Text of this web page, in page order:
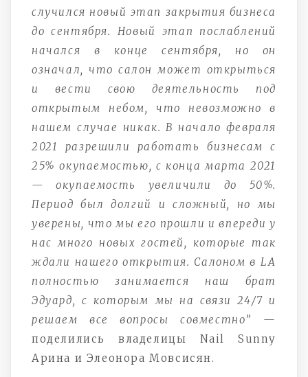
случился новый этап закрытия бизнеса
до сентября. Новый этап послаблений
начался в конце сентября, но он
означал, что салон может открыться
и вести свою деятельность под
открытым небом, что невозможно в
нашем случае никак. В начало февраля
2021 разрешили работать бизнесам с
25% окупаемостью, с конца марта 2021
— окупаемость увеличили до 50%.
Период был долгий и сложный, но мы
уверены, что мы его прошли и впереди у
нас много новых гостей, которые так
ждали нашего открытия. Салоном в LA
полностью занимается наш брат
Эдуард, с которым мы на связи 24/7 и
решаем все вопросы совместно”
—
поделились владелицы Nail Sunny
Арина и Элеонора Мовсисян.